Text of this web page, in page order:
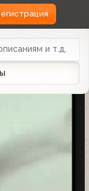
Дата заливки